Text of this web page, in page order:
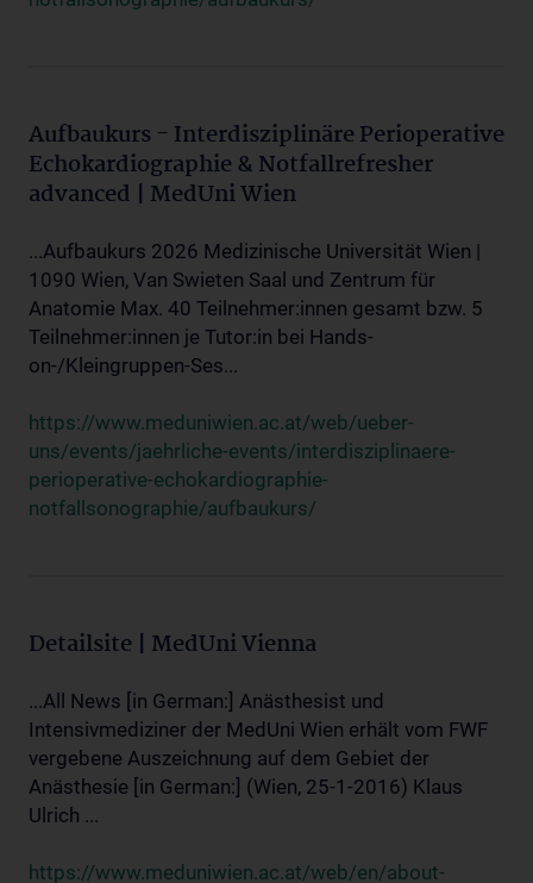
Aufbaukurs - Interdisziplinäre Perioperative
Echokardiographie & Notfallrefresher
advanced | MedUni Wien
...Aufbaukurs 2026 Medizinische Universität Wien |
1090 Wien, Van Swieten Saal und Zentrum für
Anatomie Max. 40 Teilnehmer:innen gesamt bzw. 5
Teilnehmer:innen je Tutor:in bei Hands-
on-/Kleingruppen-Ses...
https://www.meduniwien.ac.at/web/ueber-
uns/events/jaehrliche-events/interdisziplinaere-
perioperative-echokardiographie-
notfallsonographie/aufbaukurs/
Detailsite | MedUni Vienna
...All News [in German:] Anästhesist und
Intensivmediziner der MedUni Wien erhält vom FWF
vergebene Auszeichnung auf dem Gebiet der
Anästhesie [in German:] (Wien, 25-1-2016) Klaus
Ulrich ...
https://www.meduniwien.ac.at/web/en/about-